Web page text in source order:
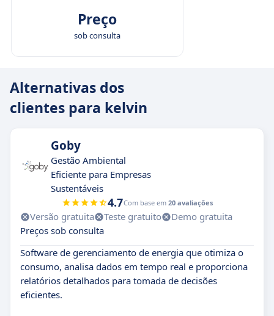
Preço
sob consulta
Alternativas dos
clientes para kelvin
Goby
Gestão Ambiental
Eficiente para Empresas
Sustentáveis
4.7Com base em 20 avaliações
Versão gratuita Teste gratuito
Demo gratuita
Preços sob consulta
Software de gerenciamento de energia que otimiza o
consumo, analisa dados em tempo real e proporciona
relatórios detalhados para tomada de decisões
eficientes.